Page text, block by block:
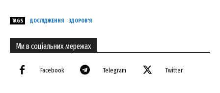
TAGS ДОСЛІДЖЕННЯ ЗДОРОВ'Я
Ми в соціальних мережах
Facebook Telegram Twitter